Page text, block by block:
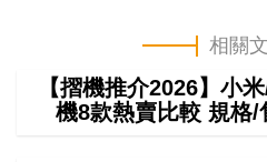
相關
【摺機推介2026】小
機8款熱賣比較 規格